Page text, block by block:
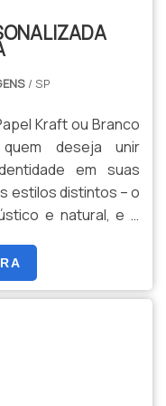
une praticidade e
se uma escolha
consumidores
/ SP
Kraft ou Branco
deseja unir
em suas
estilos distintos – o
e natural, e o
para
e preferências.
mensagens
suas sacolas se
da sua empresa